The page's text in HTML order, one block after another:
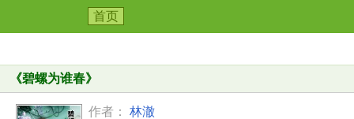
首页
《碧螺为谁春》
作者：
林澈